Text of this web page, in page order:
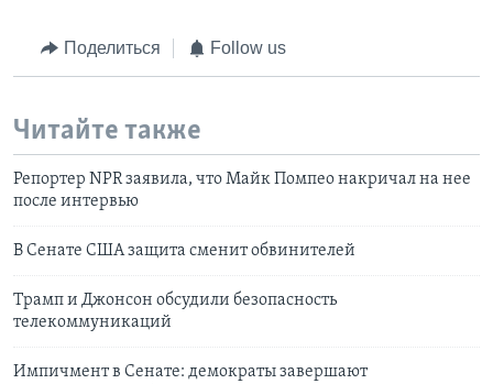
Поделиться Follow us
Читайте также
Репортер NPR заявила, что Майк Помпео накричал на нее
после интервью
В Сенате США защита сменит обвинителей
Трамп и Джонсон обсудили безопасность
телекоммуникаций
Импичмент в Сенате: демократы завершают